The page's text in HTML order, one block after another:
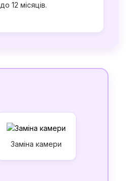
до 12 місяців.
Заміна камери